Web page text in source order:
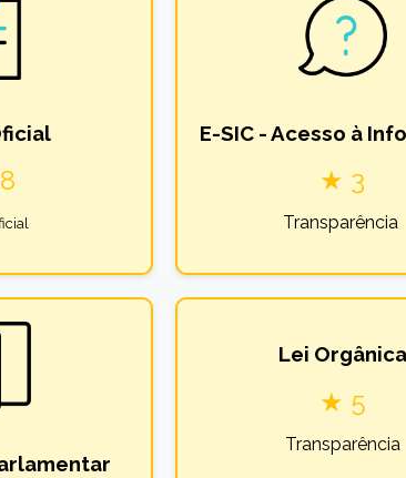
E-SIC - Acesso à
★ 3
Transparência
Lei Orgânica
★ 5
Transparência